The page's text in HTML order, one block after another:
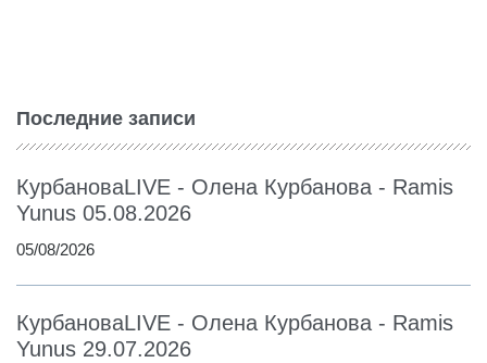
Последние записи
КурбановаLIVE - Олена Курбанова - Ramis
Yunus 05.08.2026
05/08/2026
КурбановаLIVE - Олена Курбанова - Ramis
Yunus 29.07.2026